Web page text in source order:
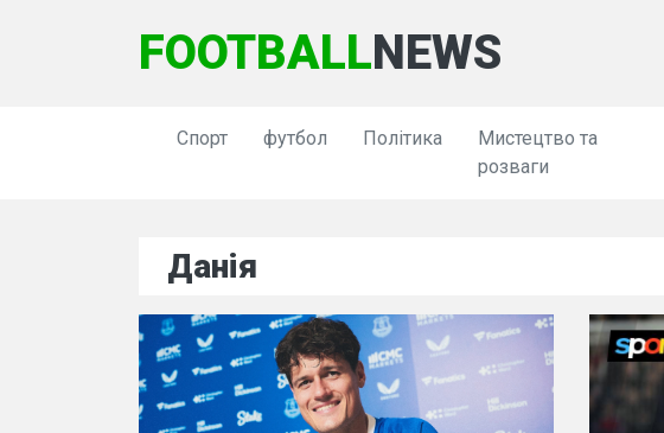
FOOTBALLNEWS
Спорт футбол Політика
Мистецтво та
розваги
Данія